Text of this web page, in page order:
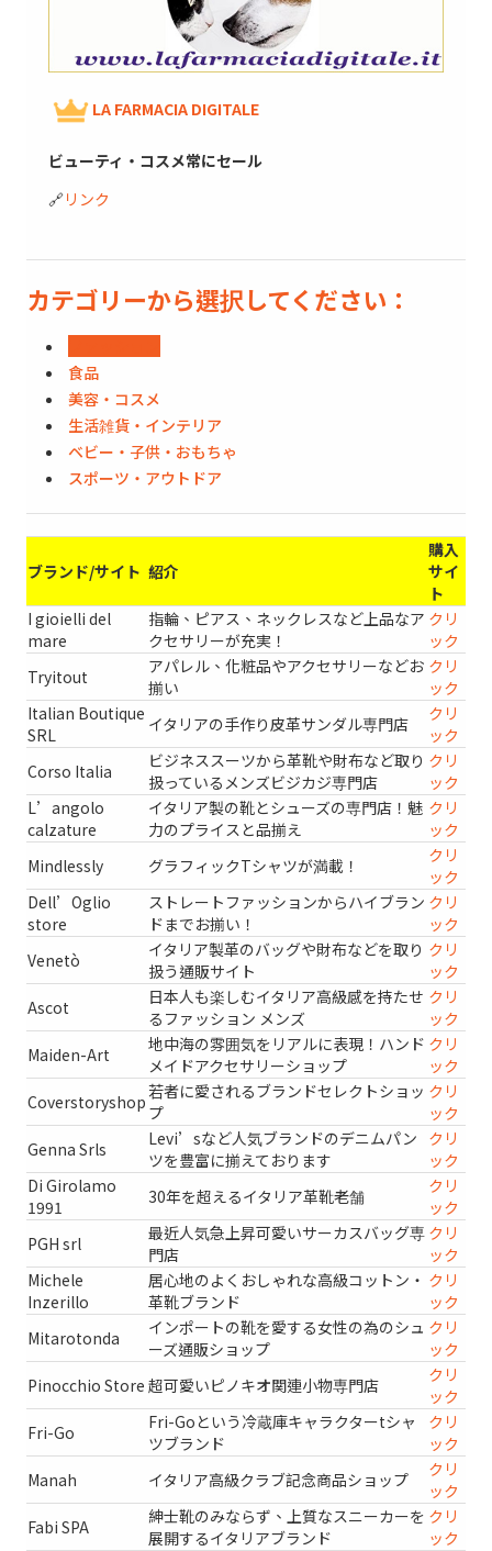
LA FARMACIA DIGITALE
ビューティ・コスメ常にセール
🔗リンク
カテゴリーから選択してください：
食品
美容・コスメ
生活雑貨・インテリア
ベビー・子供・おもちゃ
スポーツ・アウトドア
ブランド/サイト 紹介
購入
サイ
ト
I gioielli del
mare
指輪、ピアス、ネックレスなど上品なア
クセサリーが充実！
クリ
ック
Tryitout
アパレル、化粧品やアクセサリーなどお
揃い
クリ
ック
Italian Boutique
SRL
イタリアの手作り皮革サンダル専門店
クリ
ック
Corso Italia
ビジネススーツから革靴や財布など取り
扱っているメンズビジカジ専門店
クリ
ック
L’angolo
calzature
イタリア製の靴とシューズの専門店！魅
力のプライスと品揃え
クリ
ック
Mindlessly
グラフィックTシャツが満載！
クリ
ック
Dell’Oglio
store
ストレートファッションからハイブラン
ドまでお揃い！
クリ
ック
Venetò
イタリア製革のバッグや財布などを取り
扱う通販サイト
クリ
ック
Ascot
日本人も楽しむイタリア高級感を持たせ
るファッション メンズ
クリ
ック
Maiden-Art
地中海の雰囲気をリアルに表現！ハンド
メイドアクセサリーショップ
クリ
ック
Coverstoryshop若者に愛されるブランドセレクトショッ
プ
クリ
ック
Genna Srls
Levi’sなど人気ブランドのデニムパン
ツを豊富に揃えております
クリ
ック
Di Girolamo
1991
30年を超えるイタリア革靴老舗
クリ
ック
PGH srl
最近人気急上昇可愛いサーカスバッグ専
門店
クリ
ック
Michele
Inzerillo
居心地のよくおしゃれな高級コットン・
革靴ブランド
クリ
ック
Mitarotonda
インポートの靴を愛する女性の為のシュ
ーズ通販ショップ
クリ
ック
Pinocchio Store 超可愛いピノキオ関連小物専門店
クリ
ック
Fri-Go
Fri-Goという冷蔵庫キャラクターtシャ
ツブランド
クリ
ック
Manah
イタリア高級クラブ記念商品ショップ
クリ
ック
Fabi SPA
紳士靴のみならず、上質なスニーカーを
展開するイタリアブランド
クリ
ック